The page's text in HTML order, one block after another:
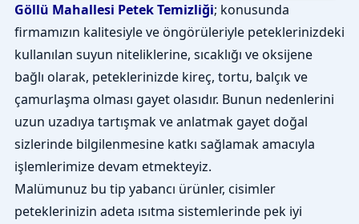
Göllü Mahallesi Petek Temizliği; konusunda
firmamızın kalitesiyle ve öngörüleriyle peteklerinizdeki
kullanılan suyun niteliklerine, sıcaklığı ve oksijene
bağlı olarak, peteklerinizde kireç, tortu, balçık ve
çamurlaşma olması gayet olasıdır. Bunun nedenlerini
uzun uzadıya tartışmak ve anlatmak gayet doğal
sizlerinde bilgilenmesine katkı sağlamak amacıyla
işlemlerimize devam etmekteyiz.
Malümunuz bu tip yabancı ürünler, cisimler
peteklerinizin adeta ısıtma sistemlerinde pek iyi